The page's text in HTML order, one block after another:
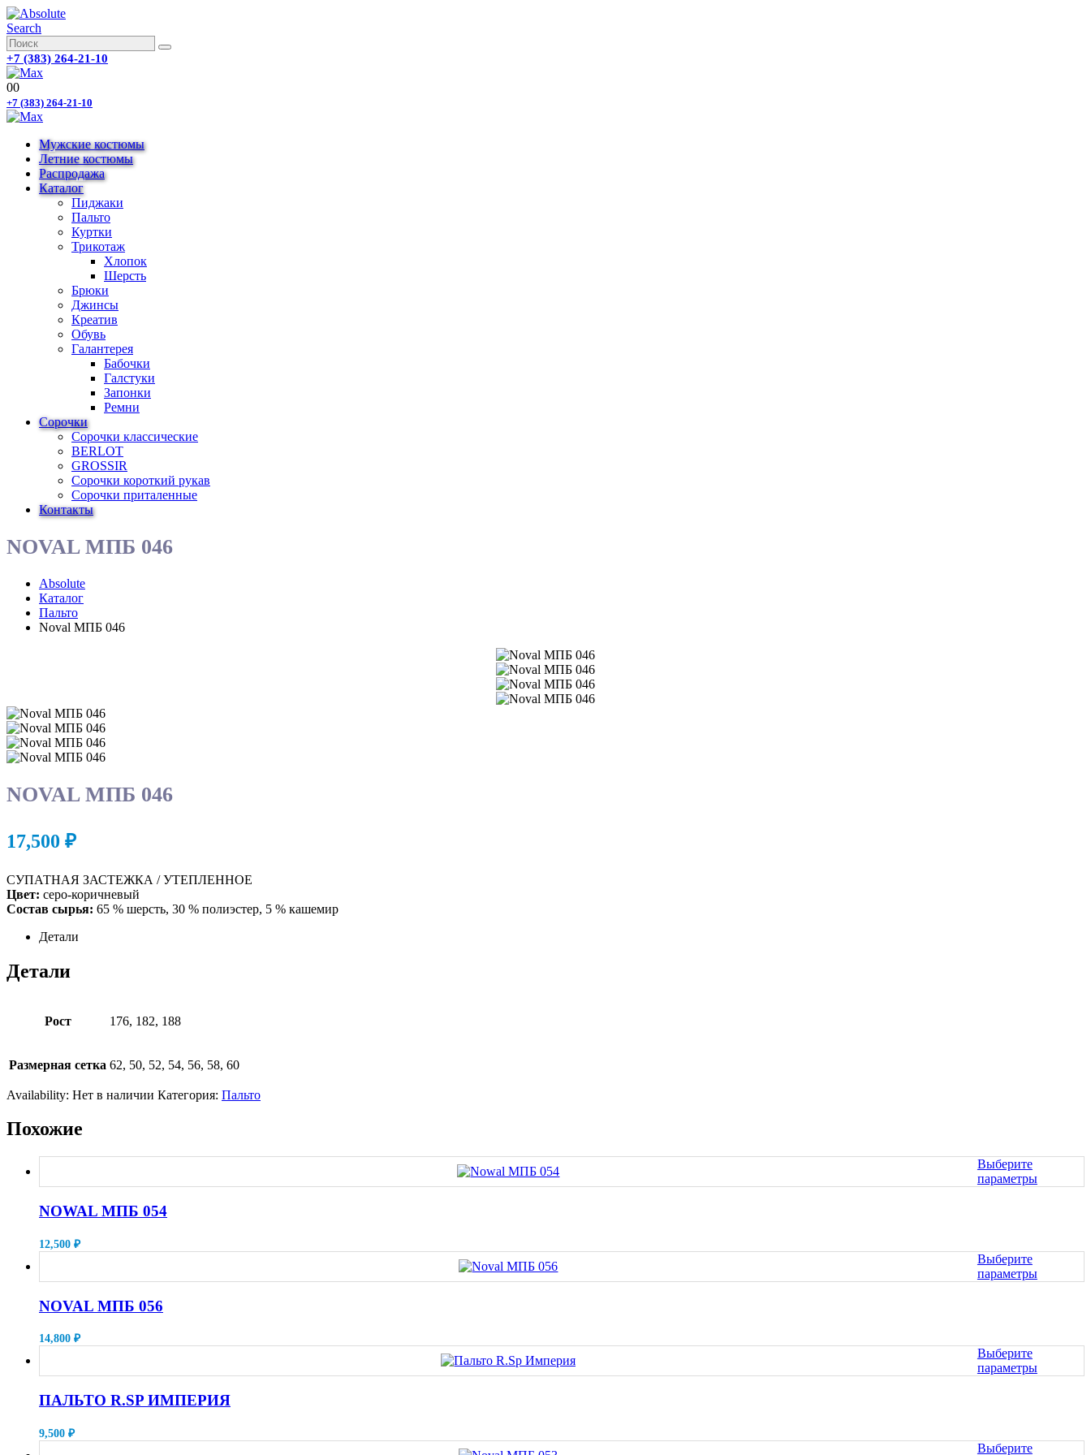
Search
+7 (383) 264-21-10
00
+7 (383) 264-21-10
Мужские костюмы
Летние костюмы
Распродажа
Каталог
Пиджаки
Пальто
Куртки
Трикотаж
Хлопок
Шерсть
Брюки
Джинсы
Креатив
Обувь
Галантерея
Бабочки
Галстуки
Запонки
Ремни
Сорочки
Сорочки классические
BERLOT
GROSSIR
Сорочки короткий рукав
Сорочки приталенные
Контакты
NOVAL МПБ 046
Absolute
Каталог
Пальто
Noval МПБ 046
NOVAL МПБ 046
17,500 ₽
СУПАТНАЯ ЗАСТЕЖКА / УТЕПЛЕННОЕ
Цвет: серо-коричневый
Состав сырья: 65 % шерсть, 30 % полиэстер, 5 % кашемир
Детали
Детали
Рост 176, 182, 188
Размерная сетка 62, 50, 52, 54, 56, 58, 60
Availability: Нет в наличии Категория: Пальто
Похожие
Выберите
параметры
вариаций.
Опции
можно
NOWAL МПБ 054
12,500 ₽
Выберите
параметры
вариаций.
Опции
можно
NOVAL МПБ 056
14,800 ₽
Выберите
параметры
вариаций.
ПАЛЬТО R.SP ИМПЕРИЯ
9,500 ₽
Выберите